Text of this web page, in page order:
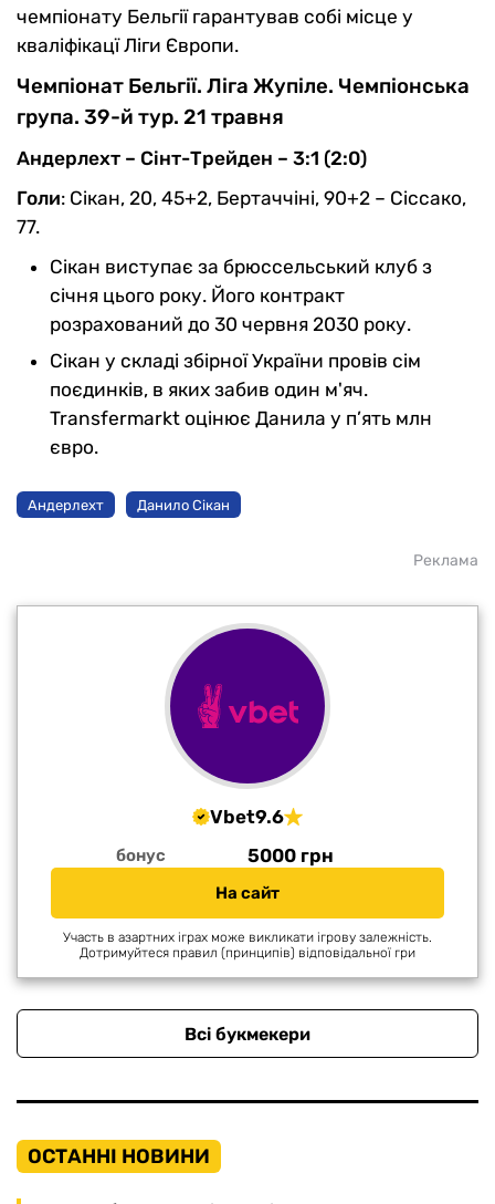
чемпіонату Бельгії гарантував собі місце у
кваліфікацї Ліги Європи.
Чемпіонат Бельгії. Ліга Жупіле. Чемпіонська
група. 39-й тур. 21 травня
Андерлехт – Сінт-Трейден – 3:1 (2:0)
Голи: Сікан, 20, 45+2, Бертаччіні, 90+2 – Сіссако,
77.
Сікан виступає за брюссельський клуб з
січня цього року. Його контракт
розрахований до 30 червня 2030 року.
Сікан у складі збірної України провів сім
поєдинків, в яких забив один м'яч.
Transfermarkt оцінює Данила у п’ять млн
євро.
Андерлехт Данило Сікан
Реклама
Vbet9.6
бонус 5000 грн
На сайт
Участь в азартних іграх може викликати ігрову залежність.
Дотримуйтеся правил (принципів) відповідальної гри
Всі букмекери
ОСТАННІ НОВИНИ